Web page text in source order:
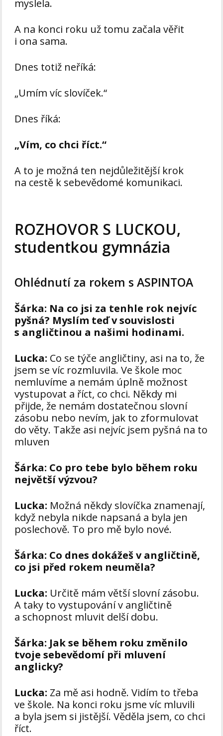
myslela.
A na konci roku už tomu začala věřit
i ona sama.
Dnes totiž neříká:
„Umím víc slovíček.“
Dnes říká:
„Vím, co chci říct.“
A to je možná ten nejdůležitější krok
na cestě k sebevědomé komunikaci.
ROZHOVOR S LUCKOU,
studentkou gymnázia
Ohlédnutí za rokem s ASPINTOA
Šárka: Na co jsi za tenhle rok nejvíc
pyšná? Myslím teď v souvislosti
s angličtinou a našimi hodinami.
Lucka: Co se týče angličtiny, asi na to, že
jsem se víc rozmluvila. Ve škole moc
nemluvíme a nemám úplně možnost
vystupovat a říct, co chci. Někdy mi
přijde, že nemám dostatečnou slovní
zásobu nebo nevím, jak to zformulovat
do věty. Takže asi nejvíc jsem pyšná na to
mluven
Šárka: Co pro tebe bylo během roku
největší výzvou?
Lucka: Možná někdy slovíčka znamenají,
když nebyla nikde napsaná a byla jen
poslechově. To pro mě bylo nové.
Šárka: Co dnes dokážeš v angličtině,
co jsi před rokem neuměla?
Lucka: Určitě mám větší slovní zásobu.
A taky to vystupování v angličtině
a schopnost mluvit delší dobu.
Šárka: Jak se během roku změnilo
tvoje sebevědomí při mluvení
anglicky?
Lucka: Za mě asi hodně. Vidím to třeba
ve škole. Na konci roku jsme víc mluvili
a byla jsem si jistější. Věděla jsem, co chci
říct.